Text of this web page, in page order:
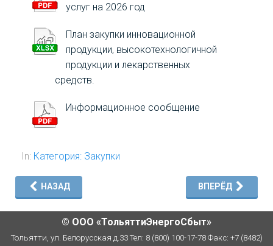
ФИЗИЧЕСКИМ ЛИЦАМ
НОРМАТИВНЫЕ ДОКУМЕНТЫ
ОСТАВИТЬ СООБЩЕНИЕ
услуг на 2026 год
План закупки инновационной
продукции, высокотехнологичной
продукции и лекарственных
средств.
Информационное сообщение
In: Категория: Закупки
НАЗАД ВПЕРЁД
© ООО «ТольяттиЭнергоСбыт»
Тольятти, ул. Белорусская д.33 Тел: 8 (800) 100-17-78 Факс: +7 (8482)